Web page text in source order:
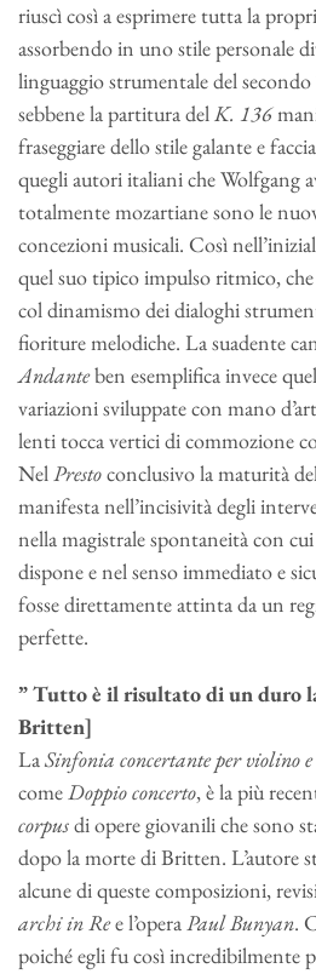
riuscì così a esprimere tutta la
assorbendo in uno stile personale
linguaggio strumentale del
sebbene la partitura delK. 136
fraseggiare dello stile galante e
quegli autori italiani che Wolfgang
totalmente mozartiane sono le
concezioni musicali. Così
quel suo tipico impulso ritmico,
col dinamismo dei dialoghi
fioriture melodiche. La suadente
Andanteben esemplifica invece
variazioni sviluppate con mano
lenti tocca vertici di commozione
NelPrestoconclusivo la maturità
manifesta nell’incisività degli
nella magistrale spontaneità con
dispone e nel senso immediato e
fosse direttamente attinta da un
perfette.
” Tutto è il risultato di un duro
Britten]
LaSinfonia concertante per violino
comeDoppio concerto, è la più
corpusdi opere giovanili che sono
dopo la morte di Britten. L’autore
alcune di queste composizioni,
archi in Ree l’operaPaul Bunyan.
poiché egli fu così incredibilmente